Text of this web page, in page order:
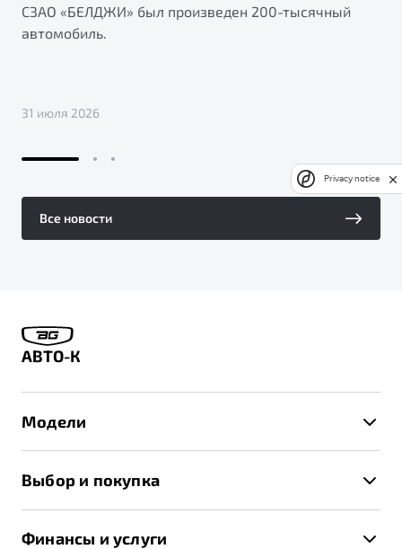
СЗАО «БЕЛДЖИ» был произведен 200-тысячный
автомобиль.
31 июля 2026
Все новости
АВТО-К
Модели
X70
Выбор и покупка
Финансы и услуги
Privacy notice